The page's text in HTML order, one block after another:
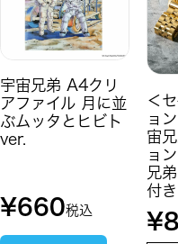
宇宙兄弟 A4クリ
アファイル 月に並
ぶムッタとヒビト
ver.
¥660税込
＜
ョ
宙
ョ
兄
付き
¥